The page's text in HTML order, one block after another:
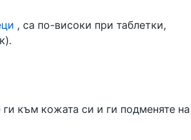
, са по-високи при таблетки,
към кожата си и ги подменяте на